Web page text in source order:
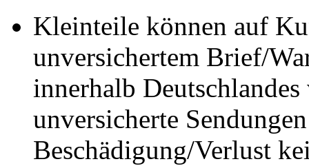
Kleinteile können auf
unversichertem Brief/
innerhalb
unversicherte
Beschädigung/Verlust